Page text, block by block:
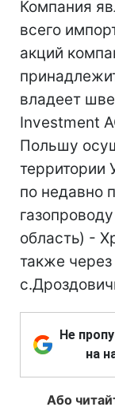
Компания
всего
акций
владеет
Investment
Польшу
территории
по недавно
область) -
также через
Не
на
Або